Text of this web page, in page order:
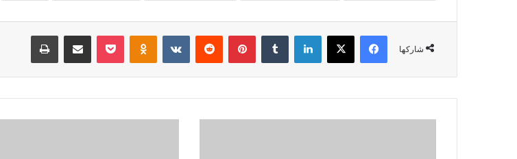
شاركها
فيسبوك X لينكدإن بينتيريست Odnoklassniki
بوكيت مشاركة عبر البريد طباعة